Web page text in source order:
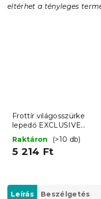
eltérhet a tényleges
Frottír világosszürke
lepedő EXCLUSIVE
180x200 cm
Raktáron (>10 db)
5 214 Ft
Leírás Beszélgetés